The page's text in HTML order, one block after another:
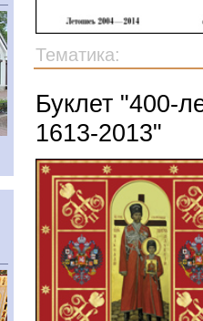
Тематика:
Буклет "400-
1613-2013"